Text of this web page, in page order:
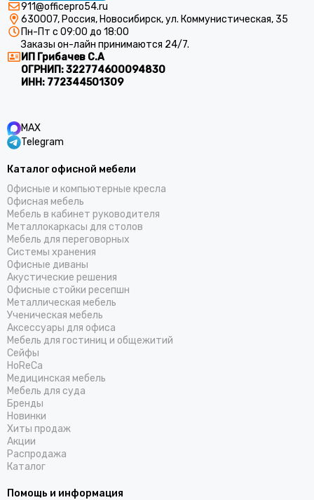
911@officepro54.ru
630007, Россия, Новосибирск, ул. Коммунистическая, 35
Пн-Пт с 09:00 до 18:00
Заказы он-лайн принимаются 24/7.
ИП Грибачев С.А
ОГРНИП:322774600094830
ИНН: 772344501309
MAX
Telegram
Каталог офисной мебели
Офисные и компьютерные кресла
Офисная мебель
Мебель в кабинет руководителя
Металлокаркасы для столов
Мебель для переговорных
Системы хранения
Офисные диваны
Акустические решения
Офисные стойки ресепшн
Металлическая мебель
Ученическая мебель
Аксессуары для офиса
Мебель для гостиниц и общежитий
Cейфы
HoReCa
Медицинская мебель
Мебель для суда
Бренды
Новинки
Хиты продаж
Акции
Распродажа
Каталог
Помощь и информация